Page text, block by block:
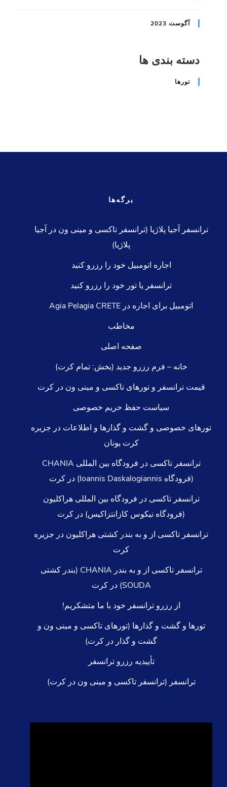
آگوست 2023
دسته بندی ها
تورها
برگه‌ها
ترانسفر آجیا پلاژیا (ترانسفر تاکسی و مینی ون در آجیا
پلاژیا)
اجاره اتومبیل خود را رزرو کنید
ترانسفر یا تور خود را رزرو کنید
اتومبیل برای اجاره در Agia Pelagia CRETE
مخاطب
صفحه اصلی
خانه – فرم رزرو جدید (بخش: تمام کرت)
قیمت ترانسفر و تورهای تاکسی و مینی ون در کرت
سیاست حفظ حریم خصوصی
تورهای خصوصی و گشت و گذارها و اطلاعات در جزیره
کرت یونان
ترانسفر تاکسی در فرودگاه بین المللی CHANIA
(فرودگاه Ioannis Daskalogiannis) در کرت
ترانسفر تاکسی در فرودگاه بین المللی هراکلیون
(فرودگاه نیکوس کازانتزاکیس) در کرت
ترانسفر تاکسی از و به بندر کشتی هراکلیون در جزیره
کرت
ترانسفر تاکسی از و به بندر CHANIA (بندر کشتی
SOUDA) در کرت
از رزرو ترانسفر خود با ما متشکریم!
تورها و گشت و گذارها (تورهای تاکسی و مینی ون و
گشت و گذار در کرت)
تأییدیه رزرو ترانسفر
ترانسفر (ترانسفر تاکسی و مینی ون در کرت)